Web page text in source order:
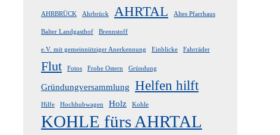
AHRBRÜCK Ahrbrück AHRTAL Altes Pfarrhaus
Balter Landgasthof Brennstoff
e.V. mit gemeinnütziger Anerkennung Einblicke Fahrräder
Flut Fotos Frohe Ostern Gründung
Gründungversammlung Helfen hilft
Hilfe Hochhubwagen Holz Kohle
KOHLE fürs AHRTAL